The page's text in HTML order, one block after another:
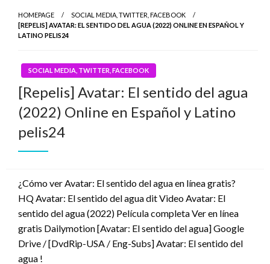
HOMEPAGE
SOCIAL MEDIA, TWITTER, FACEBOOK
[REPELIS] AVATAR: EL SENTIDO DEL AGUA (2022) ONLINE EN ESPAÑOL Y
LATINO PELIS24
SOCIAL MEDIA, TWITTER, FACEBOOK
[Repelis] Avatar: El sentido del agua
(2022) Online en Español y Latino
pelis24
¿Cómo ver Avatar: El sentido del agua en línea gratis?
HQ Avatar: El sentido del agua dit Video Avatar: El
sentido del agua (2022) Película completa Ver en línea
gratis Dailymotion [Avatar: El sentido del agua] Google
Drive / [DvdRip-USA / Eng-Subs] Avatar: El sentido del
agua !